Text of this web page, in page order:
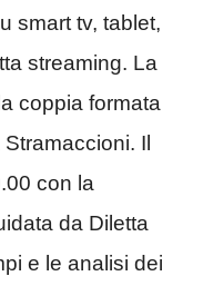
smart tv, tablet,
streaming. La
coppia formata
Il
con la
da Diletta
e le analisi dei